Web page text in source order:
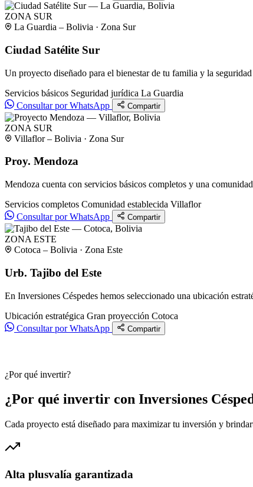
ZONA SUR
La Guardia – Bolivia · Zona Sur
Ciudad Satélite Sur
Un proyecto diseñado para el bienestar de tu familia y la
Servicios básicos Seguridad jurídica La Guardia
Consultar por WhatsApp
Compartir
ZONA SUR
Villaflor – Bolivia · Zona Sur
Proy. Mendoza
Mendoza cuenta con servicios básicos completos y una
Servicios completos Comunidad establecida Villaflor
Consultar por WhatsApp
Compartir
ZONA ESTE
Cotoca – Bolivia · Zona Este
Urb. Tajibo del Este
En Inversiones Céspedes hemos seleccionado una ubicación
Ubicación estratégica Gran proyección Cotoca
Consultar por WhatsApp
Compartir
¿Por qué invertir?
¿Por qué invertir con Inversiones
Cada proyecto está diseñado para maximizar tu inversión y
Alta plusvalía garantizada